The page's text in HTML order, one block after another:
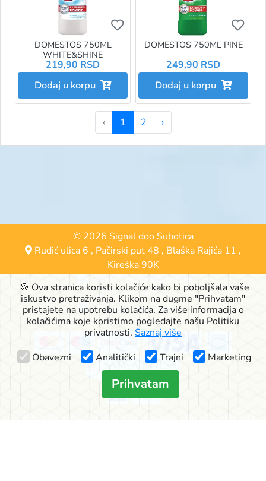
Ukoliko želite da dodate
DOMESTOS 750ML
WHITE&SHINE
219,90 RSD
Dodaj u korpu
DOMESTOS 750ML PINE
249,90 RSD
Dodaj u korpu
‹ 1 2 ›
© 2026 Signal doo Subotica
Rudić ulica 6 , Pačirski put 48 , Blaška Rajića 11 ,
Kireška 90K
24000 Subotica, Srbija
063-553-574
online@signalshop.rs
Podaci o trgovcu
🍪 Ova stranica koristi kolačiće kako bi poboljšala vaše
iskustvo pretraživanja. Klikom na dugme "Prihvatam"
pristajete na upotrebu kolačića. Za više informacija o
kolačićima koje koristimo pogledajte našu Politiku
privatnosti. Saznaj više
Obavezni
Analitički Trajni Marketing
Prihvatam